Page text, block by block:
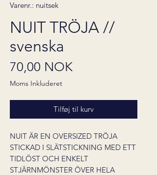
Varenr.: nuitsek
NUIT TRÖJA //
svenska
70,00 NOKPris
Moms Inkluderet
Tilføj til kurv
NUIT ÄR EN OVERSIZED TRÖJA
STICKAD I SLÄTSTICKNING MED ETT
TIDLÖST OCH ENKELT
STJÄRNMÖNSTER ÖVER HELA